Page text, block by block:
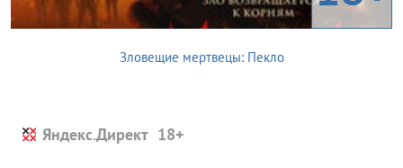
Зловещие мертвецы: Пекло
Яндекс.Директ